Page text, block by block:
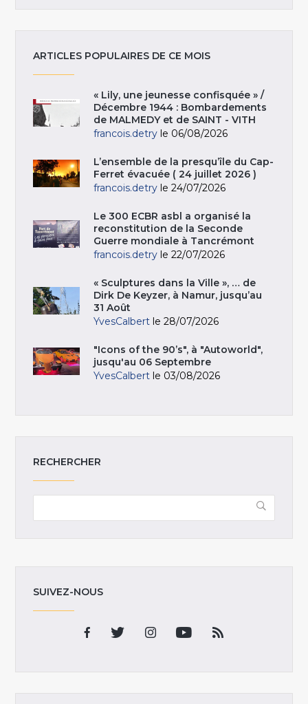
ARTICLES POPULAIRES DE CE MOIS
« Lily, une jeunesse confisquée » /
Décembre 1944 : Bombardements
de MALMEDY et de SAINT - VITH
francois.detry le 06/08/2026
L’ensemble de la presqu’île du Cap-
Ferret évacuée ( 24 juillet 2026 )
francois.detry le 24/07/2026
Le 300 ECBR asbl a organisé la
reconstitution de la Seconde
Guerre mondiale à Tancrémont
francois.detry le 22/07/2026
« Sculptures dans la Ville », … de
Dirk De Keyzer, à Namur, jusqu’au
31 Août
YvesCalbert le 28/07/2026
"Icons of the 90’s", à "Autoworld",
jusqu'au 06 Septembre
YvesCalbert le 03/08/2026
RECHERCHER
SUIVEZ-NOUS